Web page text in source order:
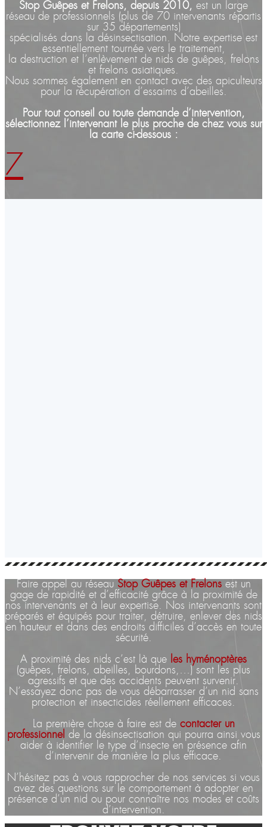
Stop Guêpes et Frelons, depuis 2010, est un large
réseau de professionnels (plus de 70 intervenants répartis
sur 35 départements)
spécialisés dans la désinsectisation. Notre expertise est
essentiellement tournée vers le traitement,
la destruction et l’enlèvement de nids de guêpes, frelons
et frelons asiatiques.
Nous sommes également en contact avec des apiculteurs
pour la récupération d’essaims d’abeilles.
Pour tout conseil ou toute demande d’intervention,
sélectionnez l’intervenant le plus proche de chez vous sur
la carte ci-dessous :
7
Faire appel au réseau Stop Guêpes et Frelonsest un
gage de rapidité et d’efficacité grâce à la proximité de
nos intervenants et à leur expertise. Nos intervenants sont
préparés et équipés pour traiter, détruire, enlever des nids
en hauteur et dans des endroits difficiles d’accès en toute
sécurité.
A proximité des nids c’est là que les hyménoptères
(guêpes, frelons, abeilles, bourdons,…) sont les plus
agressifs et que des accidents peuvent survenir.
N’essayez donc pas de vous débarrasser d’un nid sans
protection et insecticides réellement efficaces.
La première chose à faire est de contacter un
professionnel de la désinsectisation qui pourra ainsi vous
aider à identifier le type d’insecte en présence afin
d’intervenir de manière la plus efficace.
N’hésitez pas à vous rapprocher de nos services si vous
avez des questions sur le comportement à adopter en
présence d’un nid ou pour connaître nos modes et coûts
d’intervention.